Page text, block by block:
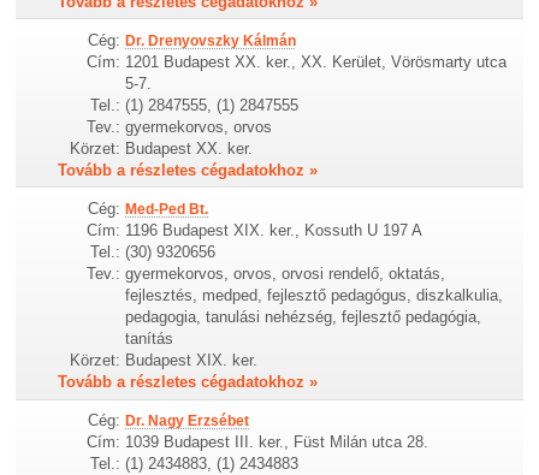
Cég: Dr. Drenyovszky Kálmán
Cím: 1201 Budapest XX. ker., XX. Kerület, Vörösmarty utca
5-7.
Tel.: (1) 2847555, (1) 2847555
Tev.: gyermekorvos, orvos
Körzet: Budapest XX. ker.
Tovább a részletes cégadatokhoz »
Cég: Med-Ped Bt.
Cím: 1196 Budapest XIX. ker., Kossuth U 197 A
Tel.: (30) 9320656
Tev.: gyermekorvos, orvos, orvosi rendelő, oktatás,
fejlesztés, medped, fejlesztő pedagógus, diszkalkulia,
pedagogia, tanulási nehézség, fejlesztő pedagógia,
tanítás
Körzet: Budapest XIX. ker.
Tovább a részletes cégadatokhoz »
Cég: Dr. Nagy Erzsébet
Cím: 1039 Budapest III. ker., Füst Milán utca 28.
Tel.: (1) 2434883, (1) 2434883